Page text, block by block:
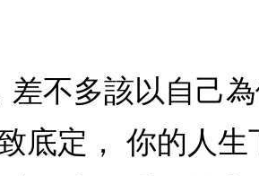
差不多該以自己
底定， 你的人